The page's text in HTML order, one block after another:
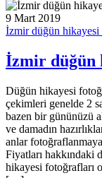
9 Mart 2019
İzmir düğün hikayesi
İzmir düğün
Düğün hikayesi
çekimleri genelde 2
bazen bir gününüzü
ve damadın
anlar
Fiyatları hakkındaki
hikayesi fotoğrafları